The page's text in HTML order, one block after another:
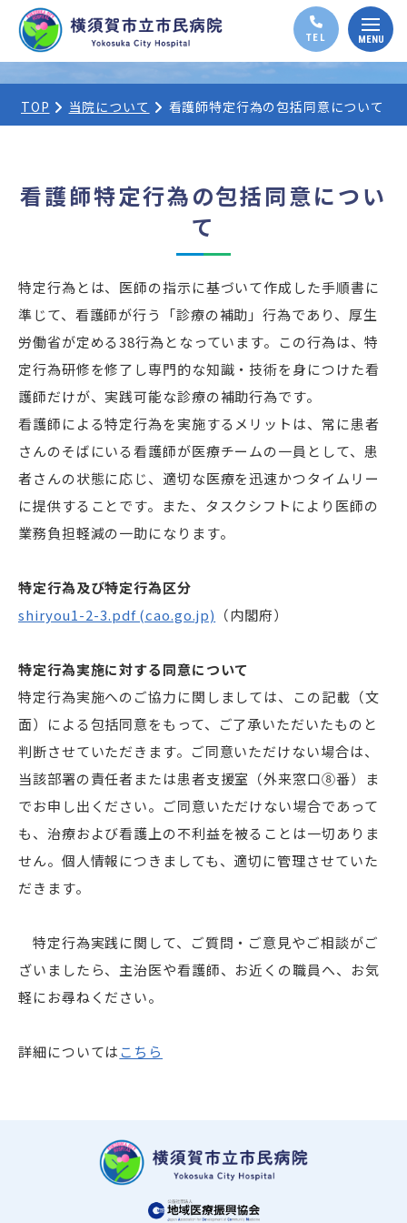
TOP 当院について 看護師特定行為の包括同意について
看護師特定行為の包括同意につい
て
特定行為とは、医師の指示に基づいて作成した手順書に
準じて、看護師が行う「診療の補助」行為であり、厚生
労働省が定める38行為となっています。この行為は、特
定行為研修を修了し専門的な知識・技術を身につけた看
護師だけが、実践可能な診療の補助行為です。
看護師による特定行為を実施するメリットは、常に患者
さんのそばにいる看護師が医療チームの一員として、患
者さんの状態に応じ、適切な医療を迅速かつタイムリー
に提供することです。また、タスクシフトにより医師の
業務負担軽減の一助になります。
特定行為及び特定行為区分
shiryou1-2-3.pdf (cao.go.jp) （内閣府）
特定行為実施に対する同意について
特定行為実施へのご協力に関しましては、この記載（文
面）による包括同意をもって、ご了承いただいたものと
判断させていただきます。ご同意いただけない場合は、
当該部署の責任者または患者支援室（外来窓口⑧番）ま
でお申し出ください。ご同意いただけない場合であって
も、治療および看護上の不利益を被ることは一切ありま
せん。個人情報につきましても、適切に管理させていた
だきます。
特定行為実践に関して、ご質問・ご意見やご相談がご
ざいましたら、主治医や看護師、お近くの職員へ、お気
軽にお尋ねください。
詳細についてはこちら